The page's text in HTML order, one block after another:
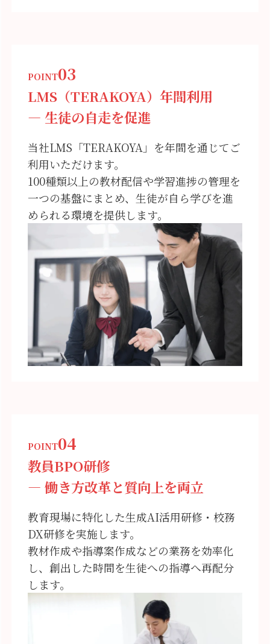
POINT03
LMS（TERAKOYA）年間利用
― 生徒の自走を促進
当社LMS「TERAKOYA」を年間を通じてご
利用いただけます。
100種類以上の教材配信や学習進捗の管理を
一つの基盤にまとめ、生徒が自ら学びを進
められる環境を提供します。
POINT04
教員BPO研修
― 働き方改革と質向上を両立
教育現場に特化した生成AI活用研修・校務
DX研修を実施します。
教材作成や指導案作成などの業務を効率化
し、創出した時間を生徒への指導へ再配分
します。